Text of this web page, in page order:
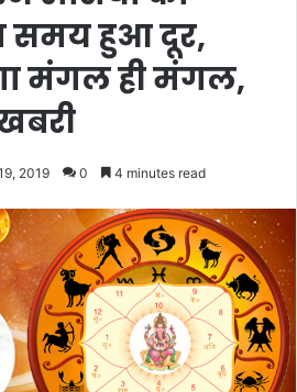
समय हुआ दूर,
मंगल ही मंगल,
2019 0 4 minutes read